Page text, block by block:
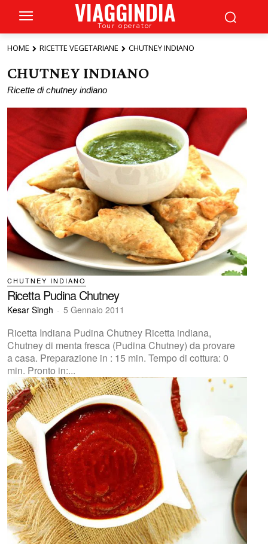
VIAGGINDIA
Tour operator
HOME RICETTE VEGETARIANE CHUTNEY INDIANO
CHUTNEY INDIANO
Ricette di chutney indiano
CHUTNEY INDIANO
Ricetta Pudina Chutney
Kesar Singh - 5 Gennaio 2011
Ricetta Indiana Pudina Chutney Ricetta indiana,
Chutney di menta fresca (Pudina Chutney) da provare
a casa. Preparazione in : 15 min. Tempo di cottura: 0
min. Pronto in:...